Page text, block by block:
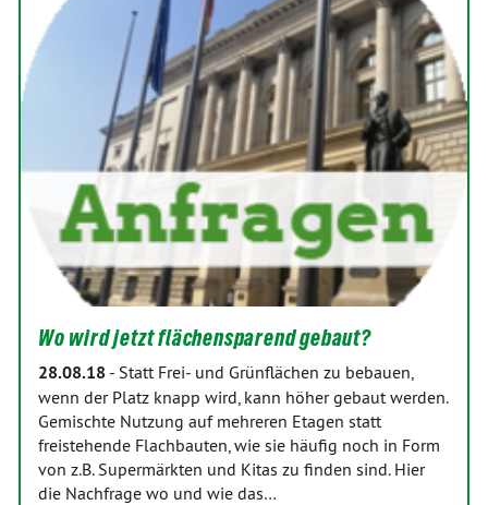
Wo wird jetzt flächensparend gebaut?
28.08.18 - Statt Frei- und Grünflächen zu bebauen,
wenn der Platz knapp wird, kann höher gebaut werden.
Gemischte Nutzung auf mehreren Etagen statt
freistehende Flachbauten, wie sie häufig noch in Form
von z.B. Supermärkten und Kitas zu finden sind. Hier
die Nachfrage wo und wie das…